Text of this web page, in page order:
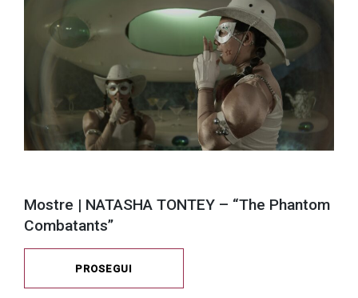
Mostre | NATASHA TONTEY – “The Phantom
Combatants”
PROSEGUI